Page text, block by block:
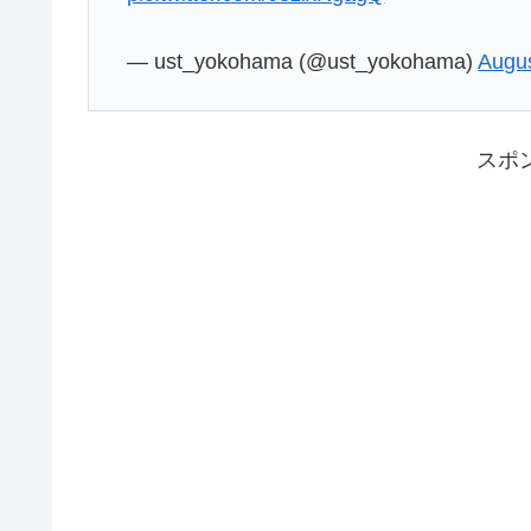
— ust_yokohama (@ust_yokohama)
スポ